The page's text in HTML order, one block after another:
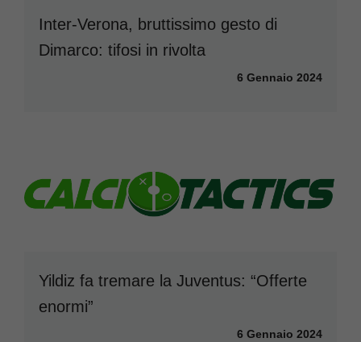
Inter-Verona, bruttissimo gesto di
Dimarco: tifosi in rivolta
6 Gennaio 2024
Yildiz fa tremare la Juventus: “Offerte
enormi”
6 Gennaio 2024